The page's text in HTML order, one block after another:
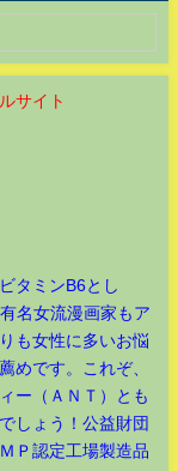
サイト
タミンB6とし
名女流漫画家もア
も女性に多いお悩
めです。これぞ、
ー（ＡＮＴ）とも
しょう！公益財団
Ｐ認定工場製造品